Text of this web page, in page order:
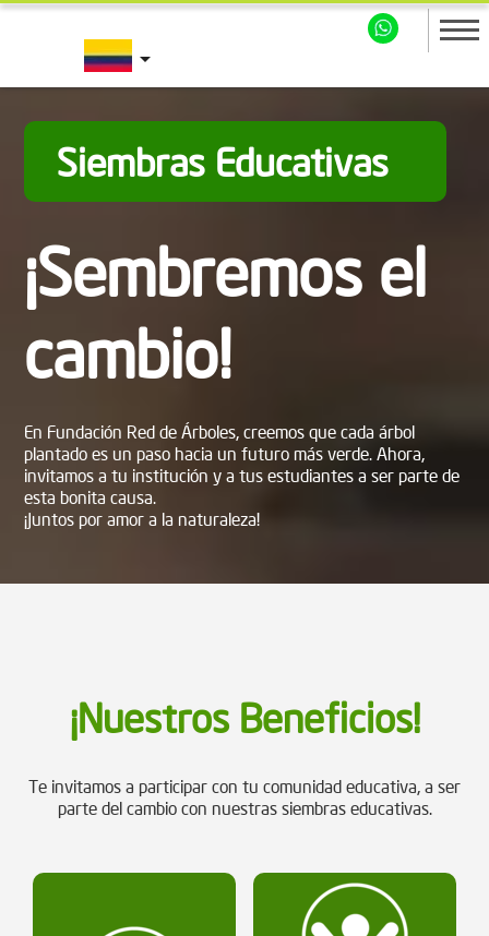
arrow_drop_down
Siembras Educativas
¡Sembremos el
cambio!
En Fundación Red de Árboles, creemos que cada árbol
plantado es un paso hacia un futuro más verde. Ahora,
invitamos a tu institución y a tus estudiantes a ser parte de
esta bonita causa.
¡Juntos por amor a la naturaleza!
¡Nuestros Beneficios!
Te invitamos a participar con tu comunidad educativa, a ser
parte del cambio con nuestras siembras educativas.